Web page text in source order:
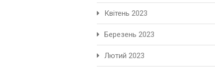
Квітень 2023
Березень 2023
Лютий 2023